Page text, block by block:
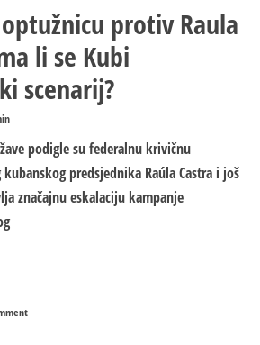
protiv Raula
li se Kubi
scenarij?
podigle su federalnu krivičnu
predsjednika Raúla Castra i još
značajnu eskalaciju kampanje
on